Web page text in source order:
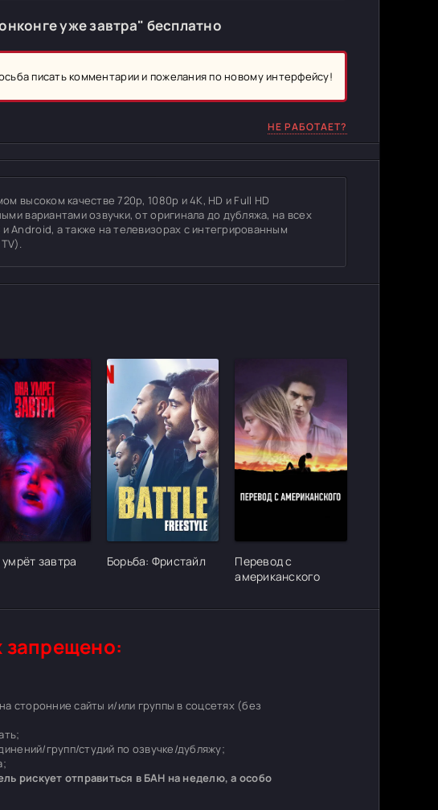
уже завтра" бесплатно
писать комментарии и пожелания по новому интерфейсу!
НЕ РАБОТАЕТ?
высоком качестве 720p, 1080p и 4K, HD и Full HD
вариантами озвучки, от оригинала до дубляжа, на всех
Android, а также на телевизорах с интегрированным
завтра
[/xfgiven_cvh_poster_urlcvh_poster_url]
Борьба: Фристайл
Перевод с
американского
сторонние сайты и/или группы в соцсетях (без
групп/студий по озвучке/дубляжу;
рискует отправиться в БАН на неделю, а особо